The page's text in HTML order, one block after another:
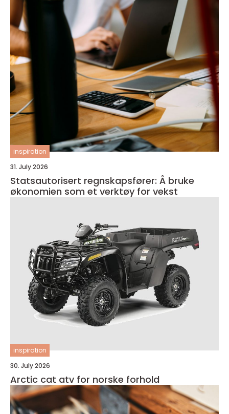
inspiration
31. July 2026
Statsautorisert regnskapsfører: Å bruke
økonomien som et verktøy for vekst
inspiration
30. July 2026
Arctic cat atv for norske forhold